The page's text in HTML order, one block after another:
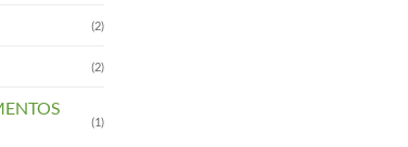
(2)
(2)
(1)